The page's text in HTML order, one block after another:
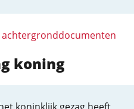
achtergronddocumenten
koning